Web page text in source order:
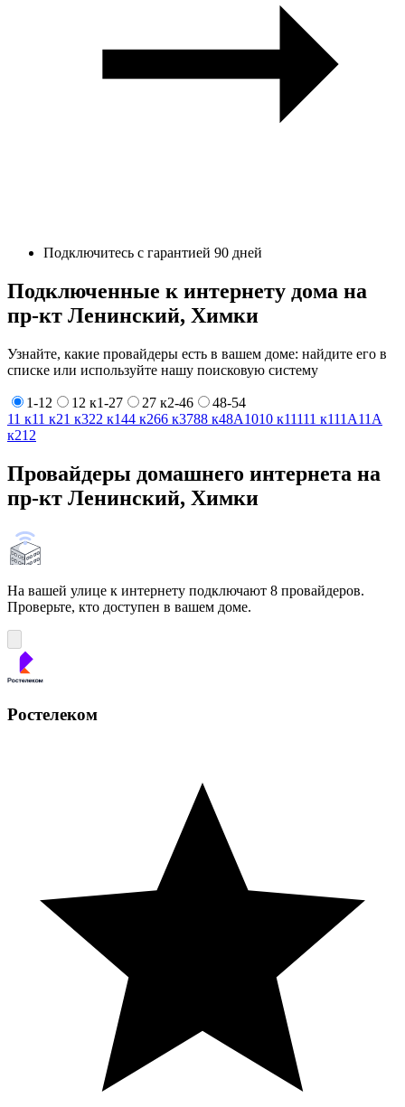
Подключитесь с гарантией 90 дней
Подключенные к интернету дома на
пр-кт Ленинский, Химки
Узнайте, какие провайдеры есть в вашем доме: найдите его в
списке или используйте нашу поисковую систему
1-12 12 к1-27 27 к2-46
48-54
11 к11 к21 к322 к144 к266 к3788 к48А1010 к11111 к111А11А
к212
Провайдеры домашнего интернета на
пр-кт Ленинский, Химки
На вашей улице к интернету подключают 8 провайдеров.
Проверьте, кто доступен в вашем доме.
Ростелеком